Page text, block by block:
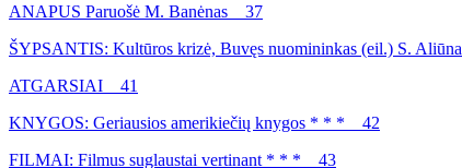
ANAPUS Paruošė M. Banėnas 37
ŠYPSANTIS: Kultūros krizė, Buvęs nuomininkas (eil.) S.
ATGARSIAI 41
KNYGOS: Geriausios amerikiečių knygos * * * 42
FILMAI: Filmus suglaustai vertinant * * * 43